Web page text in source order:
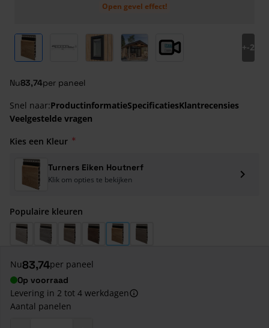
Open gevel effect!
View larger imageView larger image
View larger image
View larger imageView larger image
+-2
Nu83,74per paneel
Snel naar:ProductinformatieSpecificatiesKlantrecensies
Veelgestelde vragen
Kies een Kleur
Turners Eiken Houtnerf
Klik om opties te bekijken
Populaire kleuren
Sheffield Eiken Wit Houtnerf
Sheffield Eiken Grijs Houtnerf
Vergrijsd Red Cedar Houtnerf
Turners Eiken Bruin Houtnerf
Turners Eiken Houtnerf
Anteak Vergrijsd Houtnerf
Nu83,74per paneel
Op voorraad
Levering in 2 tot 4 werkdagen
Aantal panelen